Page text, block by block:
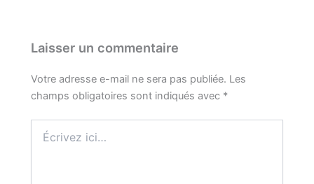
Laisser un commentaire
Votre adresse e-mail ne sera pas publiée. Les
champs obligatoires sont indiqués avec *
ici…